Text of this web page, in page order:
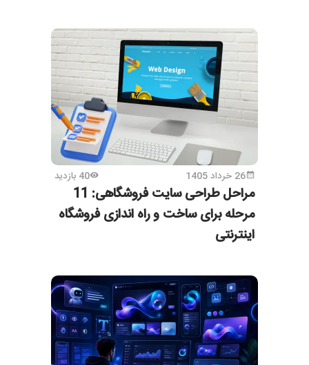
26 خرداد 1405 40 بازدید
مراحل طراحی سایت فروشگاهی: 11
مرحله برای ساخت و راه اندازی فروشگاه
اینترنتی